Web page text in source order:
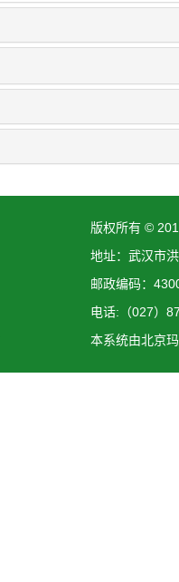
版权所有 ©
地址：武汉市
邮政编码：
电话:（027）
本系统由北京